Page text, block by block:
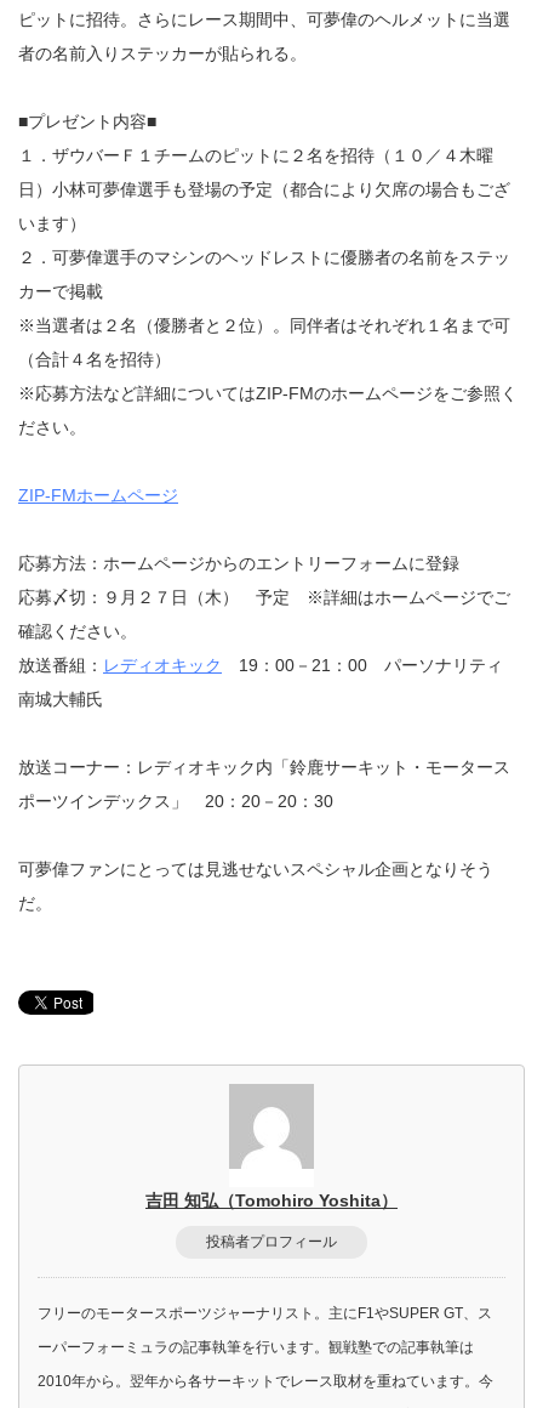
ピットに招待。さらにレース期間中、可夢偉のヘルメットに当選
者の名前入りステッカーが貼られる。
■プレゼント内容■
１．ザウバーＦ１チームのピットに２名を招待（１０／４木曜
日）小林可夢偉選手も登場の予定（都合により欠席の場合もござ
います）
２．可夢偉選手のマシンのヘッドレストに優勝者の名前をステッ
カーで掲載
※当選者は２名（優勝者と２位）。同伴者はそれぞれ１名まで可
（合計４名を招待）
※応募方法など詳細についてはZIP-FMのホームページをご参照く
ださい。
ZIP-FMホームページ
応募方法：ホームページからのエントリーフォームに登録
応募〆切：９月２７日（木） 予定 ※詳細はホームページでご
確認ください。
放送番組： レディオキック
19：00－21：00 パーソナリティ
南城大輔氏
放送コーナー：レディオキック内「鈴鹿サーキット・モータース
ポーツインデックス」 20：20－20：30
可夢偉ファンにとっては見逃せないスペシャル企画となりそう
だ。
吉田 知弘（Tomohiro Yoshita）
投稿者プロフィール
フリーのモータースポーツジャーナリスト。主にF1やSUPER GT、ス
ーパーフォーミュラの記事執筆を行います。観戦塾での記事執筆は
2010年から。翌年から各サーキットでレース取材を重ねています。今